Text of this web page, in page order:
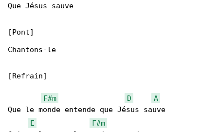
Que Jésus sauve
[Pont]
Chantons-le
[Refrain]
F#m D
A
Que le monde entende que Jésus sauve
E
F#m